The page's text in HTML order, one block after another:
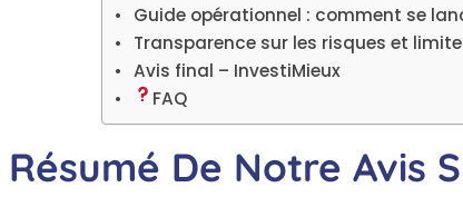
Guide opérationnel : comment se
Transparence sur les risques et
Avis final – InvestiMieux
FAQ
Résumé De Notre Avis